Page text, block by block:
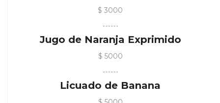
$ 3000
Jugo de Naranja Exprimido
$ 5000
Licuado de Banana